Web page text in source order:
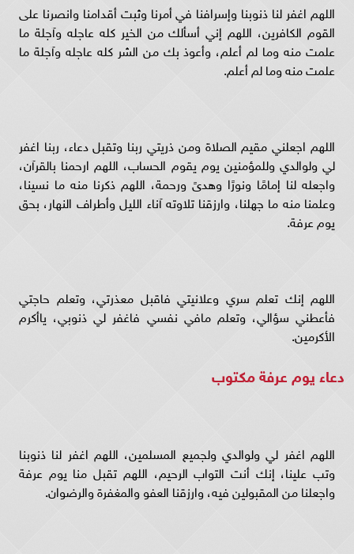
اللهم اغفر لنا ذنوبنا وإسرافنا في أمرنا وثبت أقدامنا وانصرنا على
القوم الكافرين، اللهم إني أسألك من الخير كله عاجله وآجلة ما
علمت منه وما لم أعلم، وأعوذ بك من الشر كله عاجله وآجلة ما
علمت منه وما لم أعلم.
اللهم اجعلني مقيم الصلاة ومن ذريتي ربنا وتقبل دعاء، ربنا اغفر
لي ولوالدي وللمؤمنين يوم يقوم الحساب، اللهم ارحمنا بالقرآن،
واجعله لنا إمامًا ونورًا وهدىً ورحمة، اللهم ذكرنا منه ما نسينا،
وعلمنا منه ما جهلنا، وارزقنا تلاوته آناء الليل وأطراف النهار، بحق
يوم عرفة.
اللهم إنك تعلم سري وعلانيتي فاقبل معذرتي، وتعلم حاجتي
فأعطني سؤالي، وتعلم مافي نفسي فاغفر لي ذنوبي، ياأكرم
الأكرمين.
دعاء يوم عرفة مكتوب
اللهم اغفر لي ولوالدي ولجميع المسلمين، اللهم اغفر لنا ذنوبنا
وتب علينا، إنك أنت التواب الرحيم، اللهم تقبل منا يوم عرفة
واجعلنا من المقبولين فيه، وارزقنا العفو والمغفرة والرضوان.